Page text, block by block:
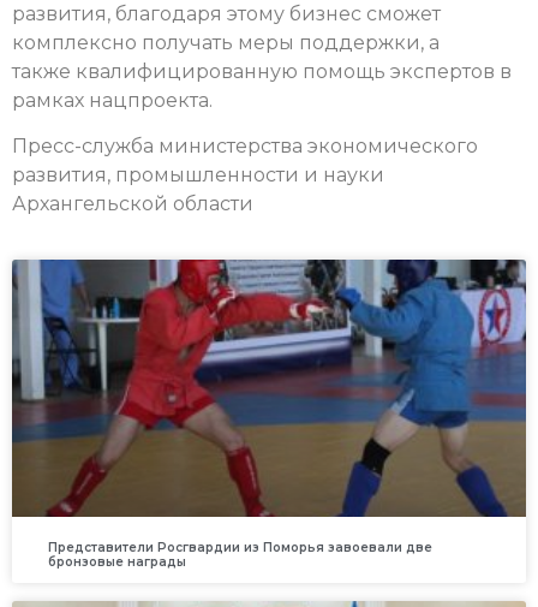
развития, благодаря этому бизнес сможет
комплексно получать меры поддержки, а
также квалифицированную помощь экспертов в
рамках нацпроекта.
Пресс-служба министерства экономического
развития, промышленности и науки
Архангельской области
Представители Росгвардии из Поморья завоевали две
бронзовые награды